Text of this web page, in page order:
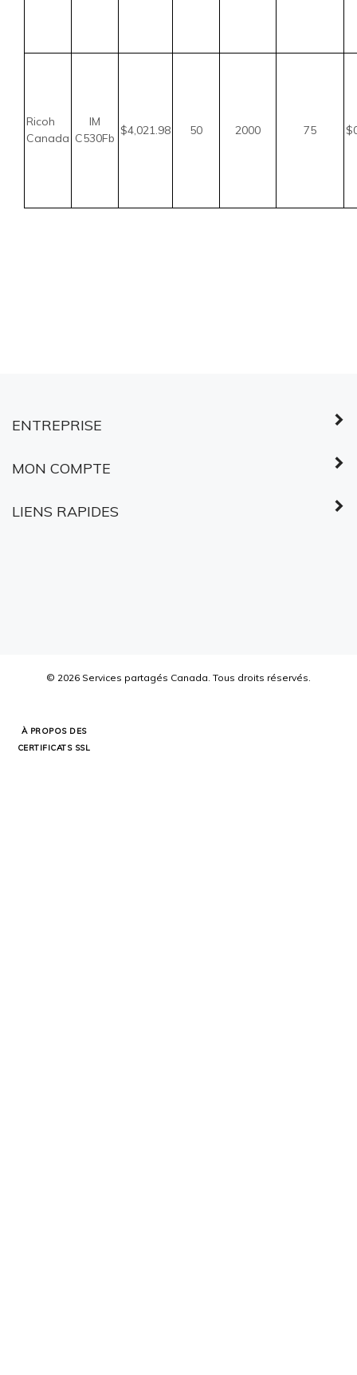
Ricoh
Canada
IM
C530Fb
$4,021.98 50 2000 75
ENTREPRISE
MON COMPTE
LIENS RAPIDES
© 2026 Services partagés Canada. Tous droits réservés.
À PROPOS DES
CERTIFICATS SSL